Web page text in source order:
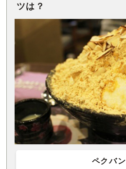
ツは？
ペクバン